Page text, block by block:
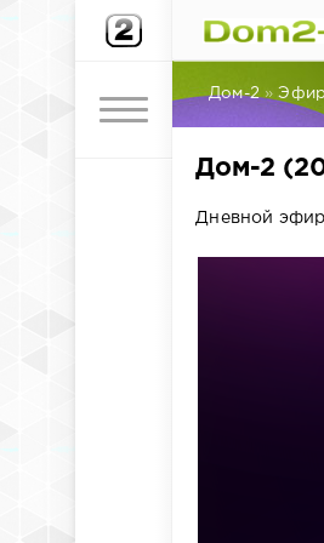
Дом-2 »
Дом-2
Дневной